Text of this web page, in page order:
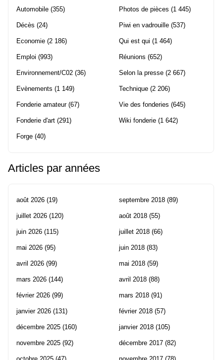
Automobile (355)
Décès (24)
Economie (2 186)
Emploi (993)
Environnement/C02 (36)
Evènements (1 149)
Fonderie amateur(67)
Fonderie d'art (291)
Forge (40)
Photos de pièces (1 445)
Piwi en vadrouille (537)
Qui est qui (1 464)
Réunions (652)
Selon la presse (2 667)
Technique (2 206)
Vie des fonderies (645)
Wiki fonderie (1 642)
Articles par années
août 2026 (19)
juillet 2026 (120)
juin 2026 (115)
mai 2026 (95)
avril 2026 (99)
mars 2026 (144)
février 2026 (99)
janvier 2026 (131)
décembre 2025 (160)
novembre 2025 (92)
septembre 2018 (89)
août 2018 (55)
juillet 2018 (66)
juin 2018 (83)
mai 2018 (59)
avril 2018 (88)
mars 2018 (91)
février 2018 (57)
janvier 2018 (105)
décembre 2017 (82)